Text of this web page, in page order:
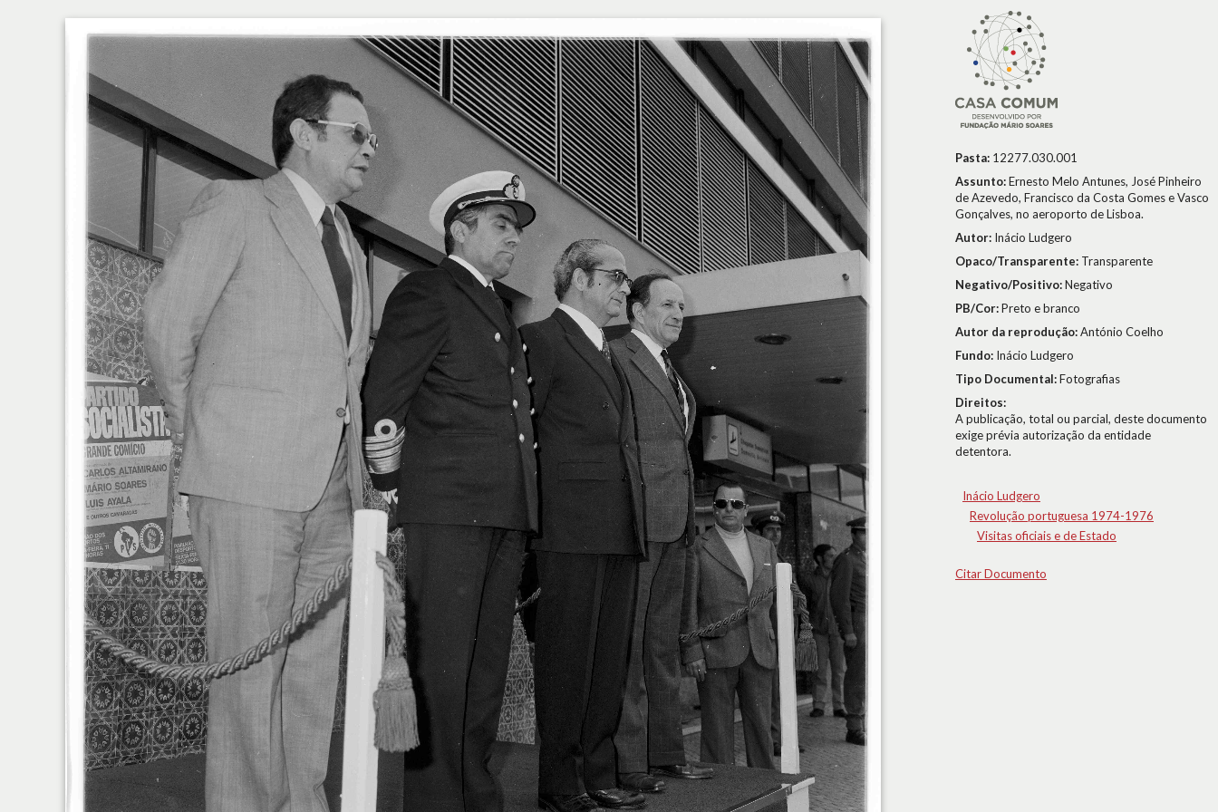
Pasta: 12277.030.001
Assunto:Ernesto Melo Antunes, José Pinheiro
de Azevedo, Francisco da Costa Gomes e Vasco
Gonçalves, no aeroporto de Lisboa.
Autor: Inácio Ludgero
Opaco/Transparente: Transparente
Negativo/Positivo:Negativo
PB/Cor:Preto e branco
Autor da reprodução:António Coelho
Fundo: Inácio Ludgero
Tipo Documental:Fotografias
Direitos:
A publicação, total ou parcial, deste documento
exige prévia autorização da entidade
detentora.
Inácio Ludgero
Revolução portuguesa 1974-1976
Visitas oficiais e de Estado
Citar Documento